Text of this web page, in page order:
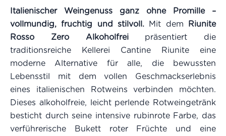
Italienischer Weingenuss ganz ohne Promille –
vollmundig, fruchtig und stilvoll. Mit dem Riunite
Rosso Zero Alkoholfreipräsentiert die
traditionsreiche Kellerei Cantine Riunite eine
moderne Alternative für alle, die bewussten
Lebensstil mit dem vollen Geschmackserlebnis
eines italienischen Rotweins verbinden möchten.
Dieses alkoholfreie, leicht perlende Rotweingetränk
besticht durch seine intensive rubinrote Farbe, das
verführerische Bukett roter Früchte und eine